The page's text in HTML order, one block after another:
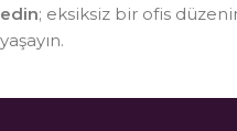
edin; eksiksiz bir ofis
yaşayın.